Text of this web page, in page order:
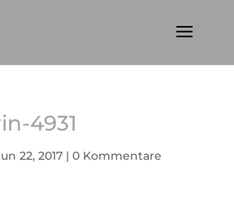
4931
22, 2017| 0 Kommentare